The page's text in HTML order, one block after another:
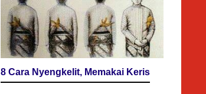
8 Cara Nyengkelit, Memakai Keris